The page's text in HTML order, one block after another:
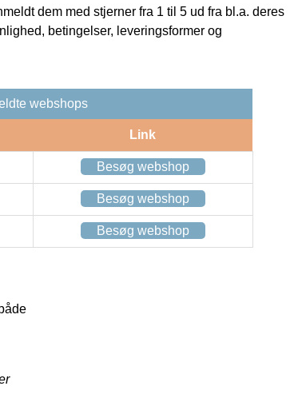
dem med stjerner fra 1 til 5 ud fra bl.a. deres
betingelser, leveringsformer og
webshops
Link
Besøg webshop
Besøg webshop
Besøg webshop